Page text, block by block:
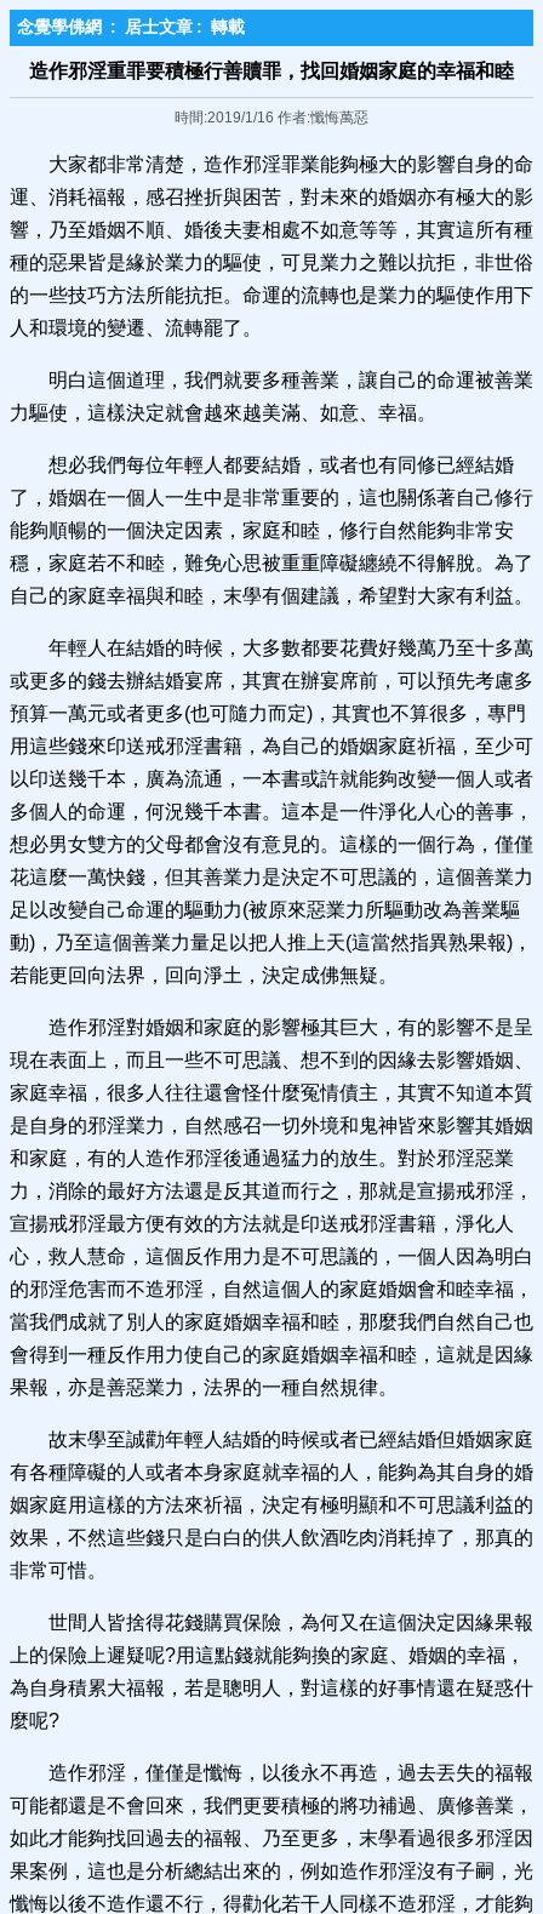
念覺學佛網 : 居士文章 : 轉載
造作邪淫重罪要積極行善贖罪，找回婚姻家庭的幸福和睦
時間:2019/1/16 作者:懺悔萬惡
大家都非常清楚，造作邪淫罪業能夠極大的影響自身的命
運、消耗福報，感召挫折與困苦，對未來的婚姻亦有極大的影
響，乃至婚姻不順、婚後夫妻相處不如意等等，其實這所有種
種的惡果皆是緣於業力的驅使，可見業力之難以抗拒，非世俗
的一些技巧方法所能抗拒。命運的流轉也是業力的驅使作用下
人和環境的變遷、流轉罷了。
明白這個道理，我們就要多種善業，讓自己的命運被善業
力驅使，這樣決定就會越來越美滿、如意、幸福。
想必我們每位年輕人都要結婚，或者也有同修已經結婚
了，婚姻在一個人一生中是非常重要的，這也關係著自己修行
能夠順暢的一個決定因素，家庭和睦，修行自然能夠非常安
穩，家庭若不和睦，難免心思被重重障礙纏繞不得解脫。為了
自己的家庭幸福與和睦，末學有個建議，希望對大家有利益。
年輕人在結婚的時候，大多數都要花費好幾萬乃至十多萬
或更多的錢去辦結婚宴席，其實在辦宴席前，可以預先考慮多
預算一萬元或者更多(也可隨力而定)，其實也不算很多，專門
用這些錢來印送戒邪淫書籍，為自己的婚姻家庭祈福，至少可
以印送幾千本，廣為流通，一本書或許就能夠改變一個人或者
多個人的命運，何況幾千本書。這本是一件淨化人心的善事，
想必男女雙方的父母都會沒有意見的。這樣的一個行為，僅僅
花這麼一萬快錢，但其善業力是決定不可思議的，這個善業力
足以改變自己命運的驅動力(被原來惡業力所驅動改為善業驅
動)，乃至這個善業力量足以把人推上天(這當然指異熟果報)，
若能更回向法界，回向淨土，決定成佛無疑。
造作邪淫對婚姻和家庭的影響極其巨大，有的影響不是呈
現在表面上，而且一些不可思議、想不到的因緣去影響婚姻、
家庭幸福，很多人往往還會怪什麼冤情債主，其實不知道本質
是自身的邪淫業力，自然感召一切外境和鬼神皆來影響其婚姻
和家庭，有的人造作邪淫後通過猛力的放生。對於邪淫惡業
力，消除的最好方法還是反其道而行之，那就是宣揚戒邪淫，
宣揚戒邪淫最方便有效的方法就是印送戒邪淫書籍，淨化人
心，救人慧命，這個反作用力是不可思議的，一個人因為明白
的邪淫危害而不造邪淫，自然這個人的家庭婚姻會和睦幸福，
當我們成就了別人的家庭婚姻幸福和睦，那麼我們自然自己也
會得到一種反作用力使自己的家庭婚姻幸福和睦，這就是因緣
果報，亦是善惡業力，法界的一種自然規律。
故末學至誠勸年輕人結婚的時候或者已經結婚但婚姻家庭
有各種障礙的人或者本身家庭就幸福的人，能夠為其自身的婚
姻家庭用這樣的方法來祈福，決定有極明顯和不可思議利益的
效果，不然這些錢只是白白的供人飲酒吃肉消耗掉了，那真的
非常可惜。
世間人皆捨得花錢購買保險，為何又在這個決定因緣果報
上的保險上遲疑呢?用這點錢就能夠換的家庭、婚姻的幸福，
為自身積累大福報，若是聰明人，對這樣的好事情還在疑惑什
麼呢?
造作邪淫，僅僅是懺悔，以後永不再造，過去丟失的福報
可能都還是不會回來，我們更要積極的將功補過、廣修善業，
如此才能夠找回過去的福報、乃至更多，末學看過很多邪淫因
果案例，這也是分析總結出來的，例如造作邪淫沒有子嗣，光
懺悔以後不造作還不行，得勸化若干人同樣不造邪淫，才能夠